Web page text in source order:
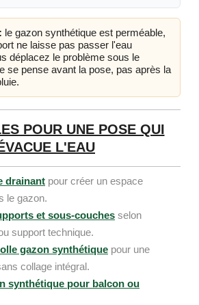
le gazon synthétique est perméable,
ne laisse pas passer l'eau
déplacez le problème sous le
se pense avant la pose, pas après la
POUR UNE POSE QUI
L'EAU
drainant pour créer un espace
le gazon.
et sous-couches selon
support technique.
gazon synthétique pour une
collage intégral.
synthétique pour balcon ou